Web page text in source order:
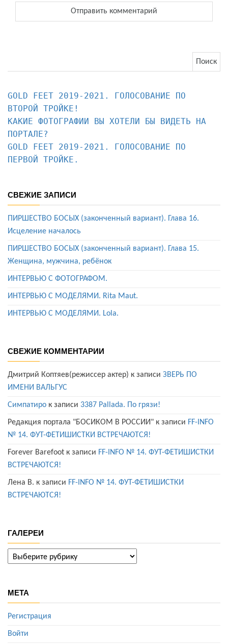
GOLD FEET 2019-2021. ГОЛОСОВАНИЕ ПО
КАКИЕ ФОТОГРАФИИ ВЫ ХОТЕЛИ БЫ ВИДЕТЬ НА
ПОРТАЛЕ?
GOLD FEET 2019-2021. ГОЛОСОВАНИЕ ПО
ПЕРВОЙ ТРОЙКЕ.
СВЕЖИЕ ЗАПИСИ
ПИРШЕСТВО БОСЫХ (законченный вариант). Глава 16.
Исцеление началось
ПИРШЕСТВО БОСЫХ (законченный вариант). Глава 15.
Женщина, мужчина, ребёнок
ИНТЕРВЬЮ С ФОТОГРАФОМ.
ИНТЕРВЬЮ С МОДЕЛЯМИ. Rita Maut.
ИНТЕРВЬЮ С МОДЕЛЯМИ. Lola.
СВЕЖИЕ КОММЕНТАРИИ
Дмитрий Коптяев(режиссер актер) к записи ЗВЕРЬ ПО
ИМЕНИ ВАЛЬГУС
Симпатиро к записи 3387 Pallada. По грязи!
Редакция портала "БОСИКОМ В РОССИИ" к записи FF-INFO
№ 14. ФУТ-ФЕТИШИСТКИ ВСТРЕЧАЮТСЯ!
Forever Barefoot к записи FF-INFO № 14. ФУТ-ФЕТИШИСТКИ
ВСТРЕЧАЮТСЯ!
Лена В. к записи FF-INFO № 14. ФУТ-ФЕТИШИСТКИ
ВСТРЕЧАЮТСЯ!
ГАЛЕРЕИ
ГАЛЕРЕИ
МЕТА
Регистрация
Войти